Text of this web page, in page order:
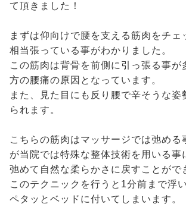
て頂きました！
まずは仰向けで腰を支える筋肉をチェ
相当張っている事がわかりました。
この筋肉は背骨を前側に引っ張る事が
方の腰痛の原因となっています。
また、見た目にも反り腰で辛そうな姿
られます。
こちらの筋肉はマッサージでは弛める
が当院では特殊な整体技術を用いる事
弛めて自然な柔らかさに戻すことがで
このテクニックを行うと1分前まで浮
ペタッとベッドに付いてしまいます。